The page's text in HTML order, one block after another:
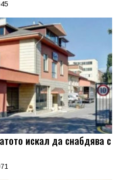
искал да снабдява с